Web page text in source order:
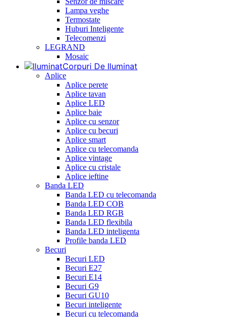
Lampa veghe
Termostate
Huburi Inteligente
Telecomenzi
LEGRAND
Mosaic
Corpuri De Iluminat
Aplice
Aplice perete
Aplice tavan
Aplice LED
Aplice baie
Aplice cu senzor
Aplice cu becuri
Aplice smart
Aplice cu telecomanda
Aplice vintage
Aplice cu cristale
Aplice ieftine
Banda LED
Banda LED cu telecomanda
Banda LED COB
Banda LED RGB
Banda LED flexibila
Banda LED inteligenta
Profile banda LED
Becuri
Becuri LED
Becuri E27
Becuri E14
Becuri G9
Becuri GU10
Becuri inteligente
Becuri cu telecomanda